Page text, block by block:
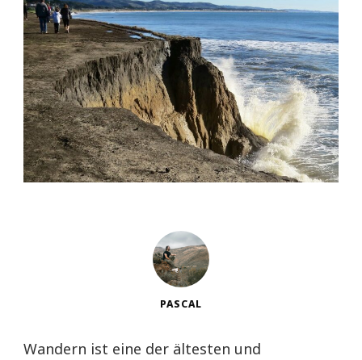
PASCAL
Wandern ist eine der ältesten und